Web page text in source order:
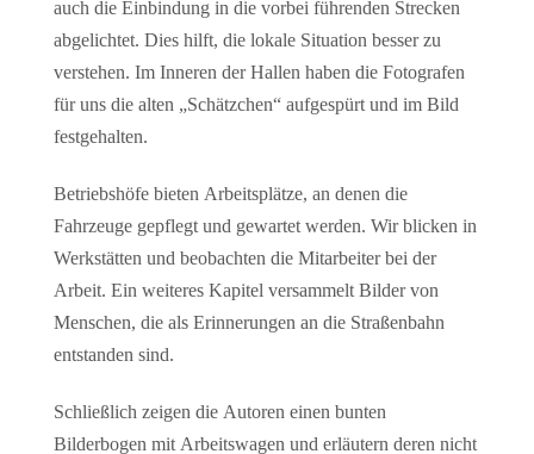
auch die Einbindung in die vorbei führenden Strecken
abgelichtet. Dies hilft, die lokale Situation besser zu
verstehen. Im Inneren der Hallen haben die Fotografen
für uns die alten „Schätzchen“ aufgespürt und im Bild
festgehalten.
Betriebshöfe bieten Arbeitsplätze, an denen die
Fahrzeuge gepflegt und gewartet werden. Wir blicken in
Werkstätten und beobachten die Mitarbeiter bei der
Arbeit. Ein weiteres Kapitel versammelt Bilder von
Menschen, die als Erinnerungen an die Straßenbahn
entstanden sind.
Schließlich zeigen die Autoren einen bunten
Bilderbogen mit Arbeitswagen und erläutern deren nicht